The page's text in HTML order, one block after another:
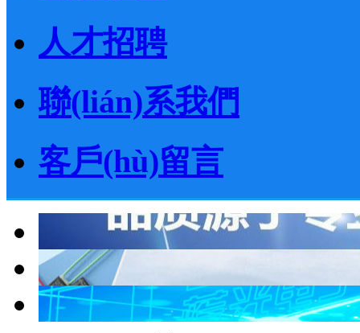
人才招聘
聯(lián)系我們
客戶(hù)留言